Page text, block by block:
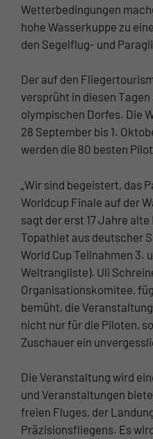
Wetterbedingungen
hohe Wasserkuppe zu
den Segelflug- und
Der auf den
versprüht in diesen
olympischen Dorfes. Die
28 September bis 1.
werden die 80 besten
„Wir sind begeistert, das
Worldcup Finale auf der
sagt der erst 17 Jahre
Topathlet aus deutscher
World Cup Teilnahmen 3.
Weltrangliste). Uli
Organisationskomitee,
bemüht, die
nicht nur für die Piloten,
Zuschauer ein
Die Veranstaltung wird
und Veranstaltungen
freien Fluges, der
Präzisionsfliegens. Es